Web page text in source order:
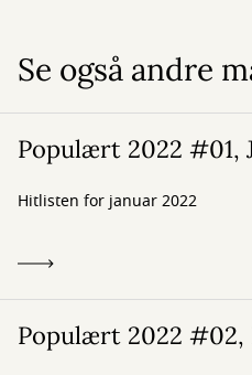
Se også andre
Populært 2022 #01,
Hitlisten for januar 2022
Populært 2022 #02,